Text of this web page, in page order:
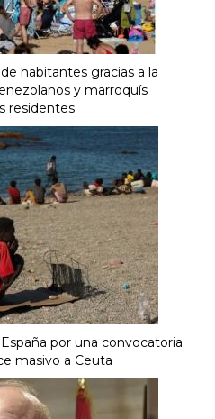
habitantes gracias a la
y marroquís
residentes
por una convocatoria
masivo a Ceuta